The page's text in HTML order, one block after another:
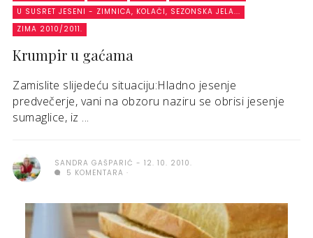
U SUSRET JESENI - ZIMNICA, KOLAČI, SEZONSKA JELA...
ZIMA 2010/2011.
Krumpir u gaćama
Zamislite slijedeću situaciju:Hladno jesenje
predvečerje, vani na obzoru naziru se obrisi jesenje
sumaglice, iz ...
SANDRA GAŠPARIĆ
12. 10. 2010.
5 KOMENTARA